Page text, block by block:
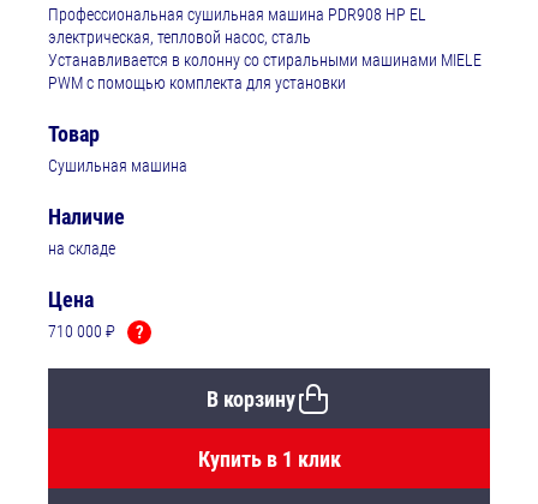
Профессиональная сушильная машина PDR908 HP EL
электрическая, тепловой насос, сталь
Устанавливается в колонну со стиральными машинами MIELE
PWM с помощью комплекта для установки
Товар
Сушильная машина
Наличие
на складе
Цена
710 000 ₽ ?
В корзину
Купить в 1 клик